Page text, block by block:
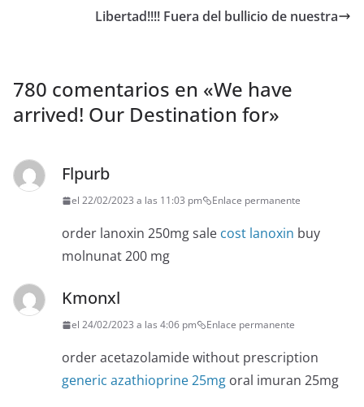
Libertad!!!! Fuera del bullicio de nuestra
780 comentarios en «We have
arrived! Our Destination for»
Flpurb
el 22/02/2023 a las 11:03 pm Enlace permanente
order lanoxin 250mg sale cost lanoxin buy
molnunat 200 mg
Kmonxl
el 24/02/2023 a las 4:06 pm Enlace permanente
order acetazolamide without prescription
generic azathioprine 25mg oral imuran 25mg